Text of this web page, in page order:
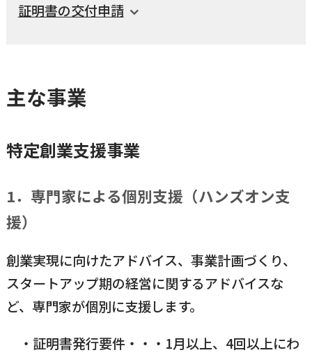
証明書の交付申請
主な事業
特定創業支援事業
1．専門家による個別支援（ハンズオン支
援）
創業実現に向けたアドバイス、事業計画づくり、
スタートアップ期の経営に関するアドバイスな
ど、専門家が個別に支援します。
証明書発行要件・・・1月以上、4回以上にわ